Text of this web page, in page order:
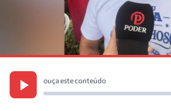
ouça este conteúdo